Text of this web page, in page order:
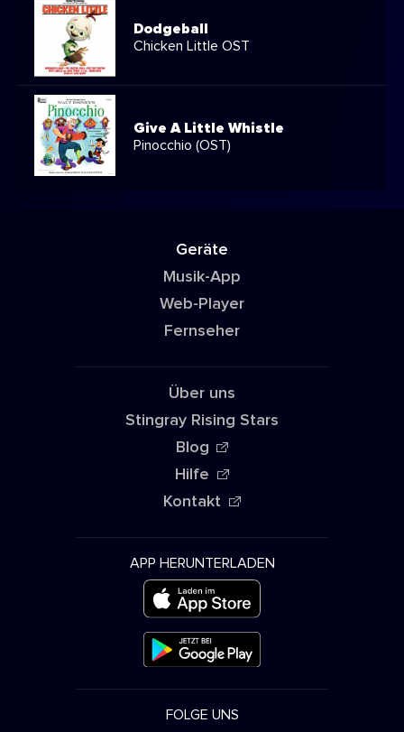
Dodgeball
Chicken Little OST
Give A Little Whistle
Pinocchio (OST)
Geräte
Musik-App
Web-Player
Fernseher
Über uns
Stingray Rising Stars
Blog
Hilfe
Kontakt
APP HERUNTERLADEN
FOLGE UNS